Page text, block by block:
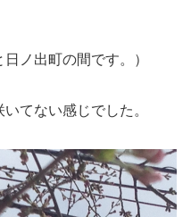
ノ出町の間です。）
てない感じでした。